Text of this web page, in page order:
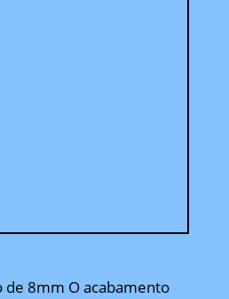
8mm O acabamento